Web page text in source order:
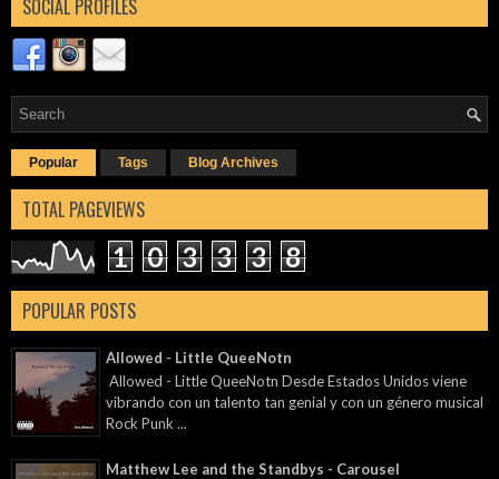
SOCIAL PROFILES
Popular Tags Blog Archives
TOTAL PAGEVIEWS
1 0 3 3 3 8
POPULAR POSTS
Allowed - Little QueeNotn
Allowed - Little QueeNotn Desde Estados Unidos viene
vibrando con un talento tan genial y con un género musical
Rock Punk ...
Matthew Lee and the Standbys - Carousel